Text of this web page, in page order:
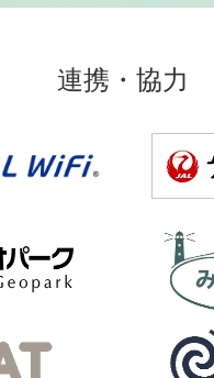
連携・協力